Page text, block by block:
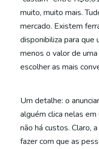
muito, muito mais.
mercado. Existem
disponibiliza para que
menos o valor de
escolher as mais
Um detalhe: o
alguém clica nelas
não há custos. Claro,
fazer com que as